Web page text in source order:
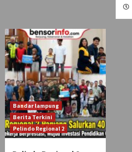
Bandar lampung
Berita Terkini
Pelindo Regional 2